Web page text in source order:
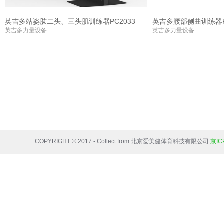
英吉多站姿肱二头、三头肌训练器PC2033
英吉多力量设备
英吉多腰部侧曲训练
英吉多力量设备
COPYRIGHT © 2017 - Collect from 北京爱美健体育科技有限公司 京